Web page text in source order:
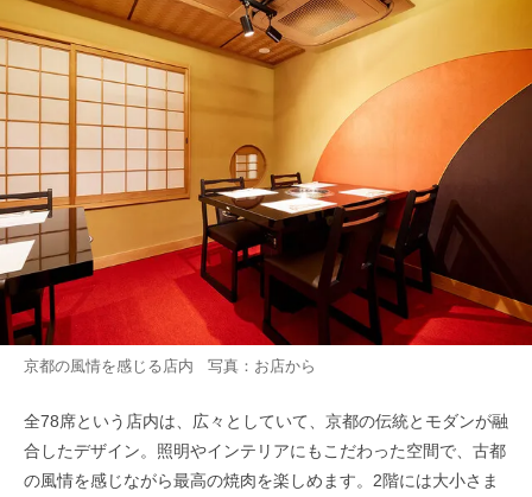
京都の風情を感じる店内 写真：お店から
全78席という店内は、広々としていて、京都の伝統とモダンが融
合したデザイン。照明やインテリアにもこだわった空間で、古都
の風情を感じながら最高の焼肉を楽しめます。2階には大小さま